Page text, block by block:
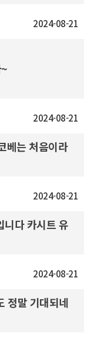
2024-08-21
2024-08-21
베는 처음이라
2024-08-21
니다 카시트 유
2024-08-21
정말 기대되네